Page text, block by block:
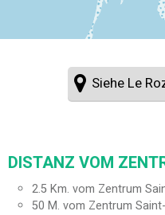
Siehe Le
DISTANZ VOM
2.5Km. vom Zentrum
50 M. vom Zentrum